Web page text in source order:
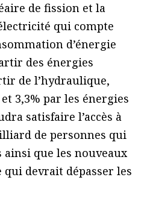
de fission et la
qui compte
d’énergie
des énergies
de l’hydraulique,
3,3% par les énergies
satisfaire l’accès à
de personnes qui
que les nouveaux
devrait dépasser les